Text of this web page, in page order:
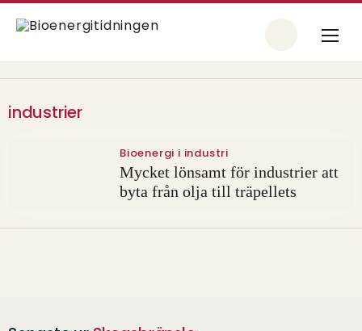
industrier
Bioenergi i industri
Mycket lönsamt för industrier att
byta från olja till träpellets